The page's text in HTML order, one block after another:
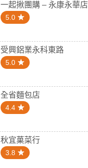
一起揪團購 – 永康永華店
5.0
受興鋁業永科東路
5.0
全省麵包店
4.4
秋宜菓菜行
3.8